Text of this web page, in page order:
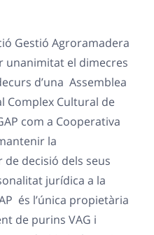
Gestió Agroramadera
unanimitat el dimecres
d’una Assemblea
Complex Cultural de
com a Cooperativa
la
decisió dels seus
jurídica a la
és l’única propietària
de purins VAG i